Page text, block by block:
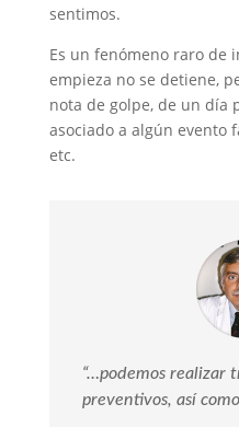
sentimos.
Es un fenómeno raro de
empieza no se detiene,
nota de golpe, de un día
asociado a algún evento
etc.
“…podemos realizar
preventivos, así